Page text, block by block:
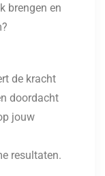
brengen en
de kracht
doordacht
jouw
resultaten.